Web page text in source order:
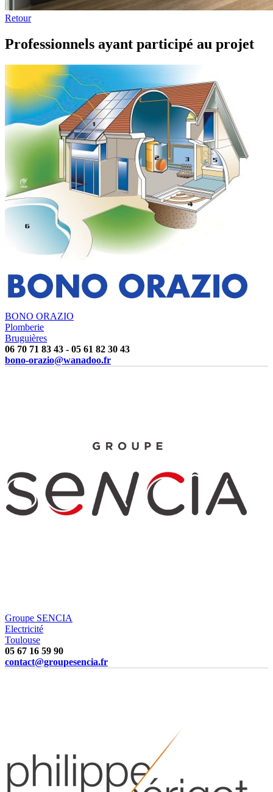
Retour
Professionnels ayant participé au projet
BONO ORAZIO
Plomberie
Bruguières
06 70 71 83 43 - 05 61 82 30 43
bono-orazio@wanadoo.fr
Groupe SENCIA
Electricité
Toulouse
05 67 16 59 90
contact@groupesencia.fr